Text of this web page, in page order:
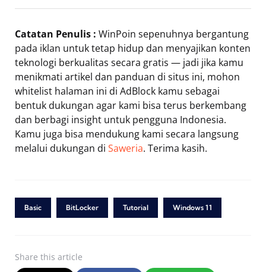
Catatan Penulis : WinPoin sepenuhnya bergantung
pada iklan untuk tetap hidup dan menyajikan konten
teknologi berkualitas secara gratis — jadi jika kamu
menikmati artikel dan panduan di situs ini, mohon
whitelist halaman ini di AdBlock kamu sebagai
bentuk dukungan agar kami bisa terus berkembang
dan berbagi insight untuk pengguna Indonesia.
Kamu juga bisa mendukung kami secara langsung
melalui dukungan di Saweria. Terima kasih.
Basic BitLocker Tutorial Windows 11
Share this article